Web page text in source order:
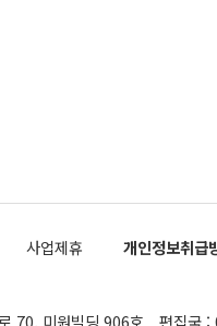
사업제휴 개인정보취급
70, 미원빌딩 906호 편집국